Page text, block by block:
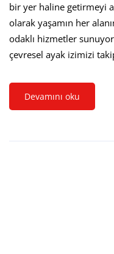
bir yer haline getirmeyi
olarak yaşamın her
odaklı hizmetler
çevresel ayak izimizi
Devamını oku